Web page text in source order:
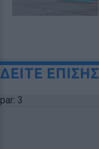
ΔΕΙΤΕ ΕΠΙΣΗΣ
par: 3